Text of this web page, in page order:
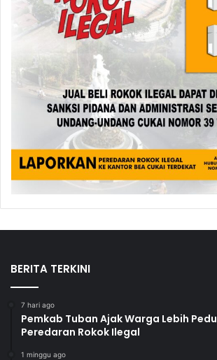
BERITA TERKINI
7 hari ago
Pemkab Tuban Ajak Warga Lebih
Peredaran Rokok Ilegal
1 minggu ago